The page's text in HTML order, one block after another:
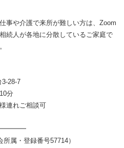
事や介護で来所が難しい方は、Zoom
続人が各地に分散しているご家庭で
28-7
分
連れご相談可
属・登録番号57714）